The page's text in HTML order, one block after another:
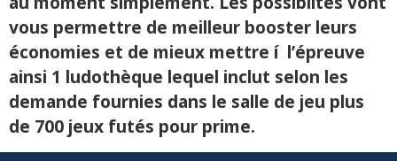
vous permettre de meilleur booster leurs
économies et de mieux mettre í l’épreuve
ainsi 1 ludothèque lequel inclut selon les
demande fournies dans le salle de jeu plus
de 700 jeux futés pour prime.